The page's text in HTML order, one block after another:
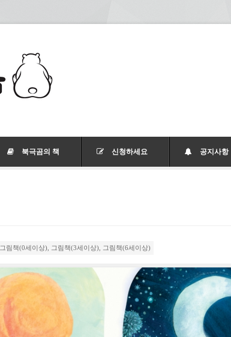
북극곰의 책 신청하세요 공지사항
그림책(0세이상) 그림책(3세이상) 그림책(6세이상)